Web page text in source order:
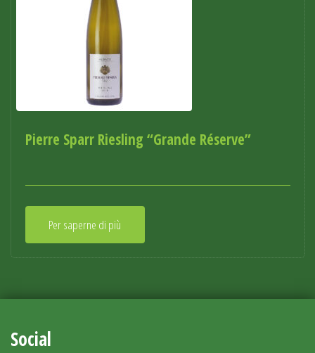
Pierre Sparr Riesling “Grande Réserve”
Per saperne di più
Social